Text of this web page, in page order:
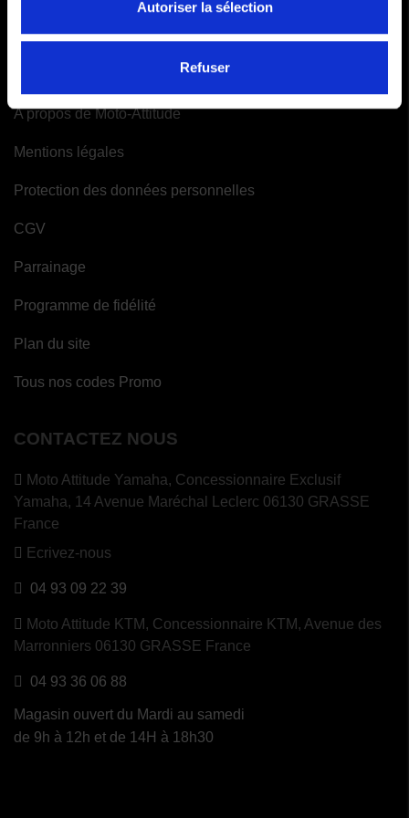
Autoriser la sélection
Refuser
A propos de Moto-Attitude
Mentions légales
Protection des données personnelles
CGV
Parrainage
Programme de fidélité
Plan du site
Tous nos codes Promo
CONTACTEZ NOUS
Moto Attitude Yamaha, Concessionnaire Exclusif
Yamaha, 14 Avenue Maréchal Leclerc 06130 GRASSE
France
Ecrivez-nous
04 93 09 22 39
Moto Attitude KTM, Concessionnaire KTM, Avenue des
Marronniers 06130 GRASSE France
04 93 36 06 88
Magasin ouvert du Mardi au samedi
de 9h à 12h et de 14H à 18h30